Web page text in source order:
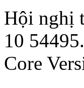
Hội nghị
10 54495.
Core